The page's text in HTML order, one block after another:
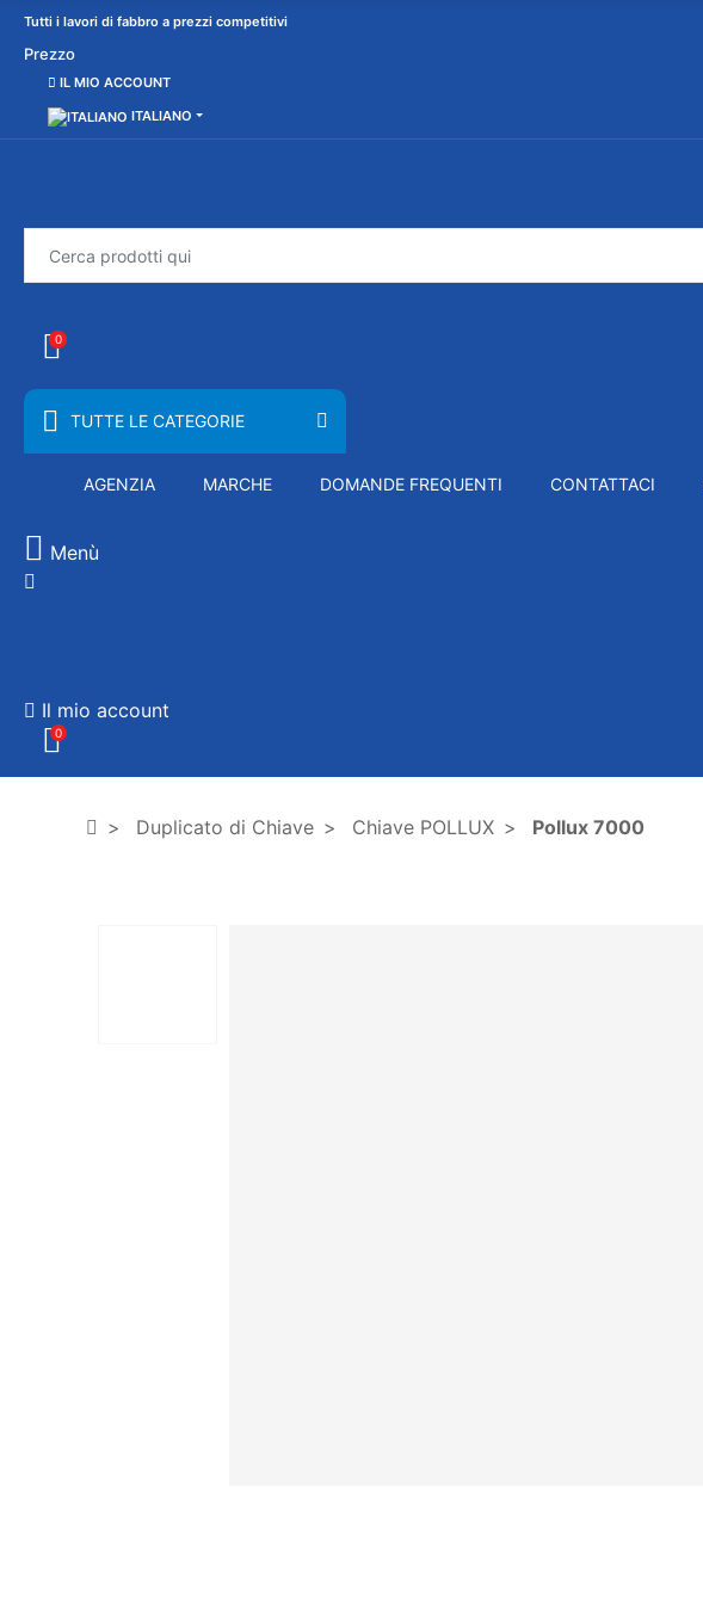
Tutti i lavori di fabbro a prezzi competitivi
Prezzo
IL MIO ACCOUNT
ITALIANO
0
TUTTE LE CATEGORIE
AGENZIA MARCHE DOMANDE FREQUENTI CONTATTACI
Menù
Il mio account
0
Duplicato di Chiave Chiave POLLUX Pollux 7000